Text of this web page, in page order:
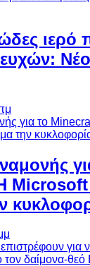
ιερό
Microsoft